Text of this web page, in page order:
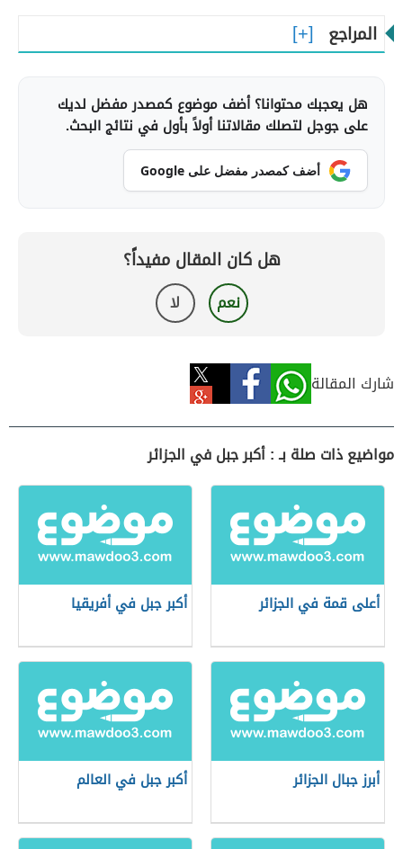
المراجع
هل يعجبك محتوانا؟ أضف موضوع كمصدر مفضل لديك
على جوجل لتصلك مقالاتنا أولاً بأول في نتائج البحث.
أضف كمصدر مفضل على Google
هل كان المقال مفيداً؟
نعم لا
شارك المقالة
مواضيع ذات صلة بـ : أكبر جبل في الجزائر
أعلى قمة في الجزائر أكبر جبل في أفريقيا
أبرز جبال الجزائر أكبر جبل في العالم